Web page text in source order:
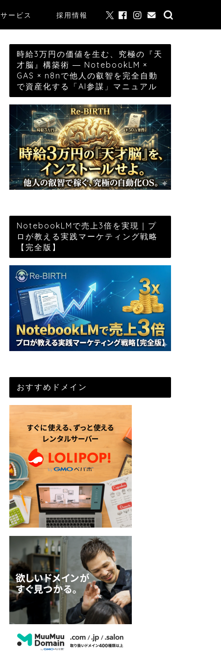
サービス 採用情報
時給3万円の価値を生む、究極の『天
才脳』構築術 ― NotebookLM ×
GAS × n8nで他人の叡智を完全自動
で資産化する「AI参謀」マニュアル
NotebookLMで売上3倍を実現｜プ
ロが教える実践マーケティング戦略
【完全版】
おすすめドメイン